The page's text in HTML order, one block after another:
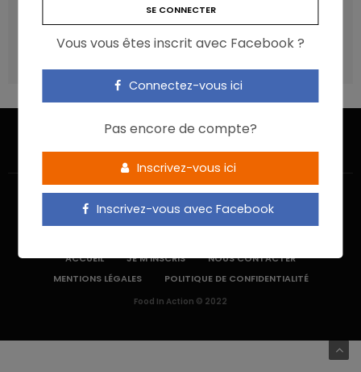
Poisson, contaminants et oméga-3 : quelles
recommandations ?
Les aliments ultra-transformés doivent-ils être une cible
Vous vous êtes inscrit avec Facebook ?
Connectez-vous ici
Pas encore de compte?
Inscrivez-vous ici
Inscrivez-vous avec Facebook
ACCUEIL JE M’INSCRIS
NOUS CONTACTER
MENTIONS LÉGALES
POLITIQUE DE CONFIDENTIALITÉ
Food In Action © 2022